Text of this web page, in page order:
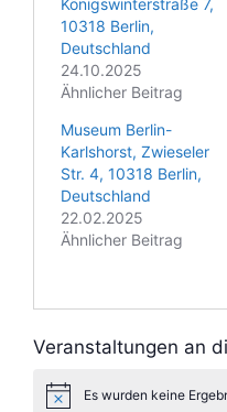
Königswinterstraße 7,
10318 Berlin,
Deutschland
24.10.2025
Ähnlicher Beitrag
Museum Berlin-
Karlshorst, Zwieseler
Str. 4, 10318 Berlin,
Deutschland
22.02.2025
Ähnlicher Beitrag
Veranstaltungen an
H
Es wurden keine